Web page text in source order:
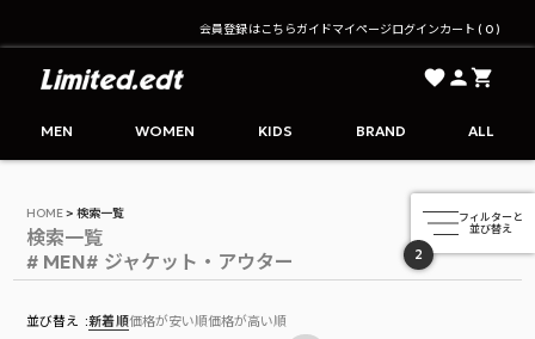
会員登録はこちらガイドマイページログインカート 0
Limited.edt - リミテッドエディション公式オンライ
MEN WOMEN KIDS BRAND ALL
2
HOME 検索一覧
検索一覧
並び替え 新着順価格が安い順価格が高い順